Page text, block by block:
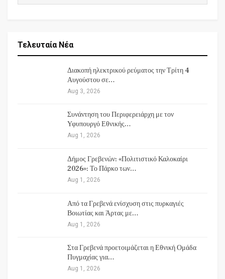
Τελευταία Νέα
Διακοπή ηλεκτρικού ρεύματος την Τρίτη 4
Αυγούστου σε…
Aug 3, 2026
Συνάντηση του Περιφερειάρχη με τον
Υφυπουργό Εθνικής…
Aug 1, 2026
Δήμος Γρεβενών: «Πολιτιστικό Καλοκαίρι
2026»: Το Πάρκο των…
Aug 1, 2026
Από τα Γρεβενά ενίσχυση στις πυρκαγιές
Βοιωτίας και Άρτας με…
Aug 1, 2026
Στα Γρεβενά προετοιμάζεται η Εθνική Ομάδα
Πυγμαχίας για…
Aug 1, 2026